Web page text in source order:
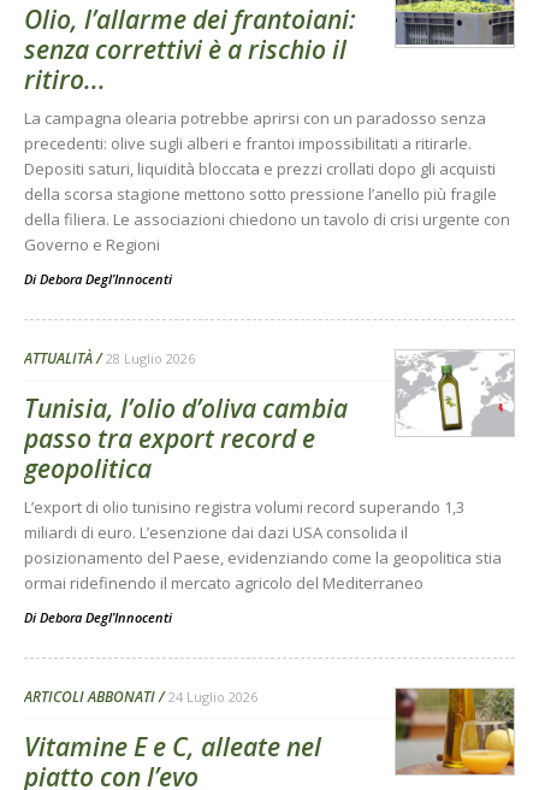
Olio, l’allarme dei frantoiani:
senza correttivi è a rischio il
ritiro...
La campagna olearia potrebbe aprirsi con un paradosso senza
precedenti: olive sugli alberi e frantoi impossibilitati a ritirarle.
Depositi saturi, liquidità bloccata e prezzi crollati dopo gli acquisti
della scorsa stagione mettono sotto pressione l’anello più fragile
della filiera. Le associazioni chiedono un tavolo di crisi urgente con
Governo e Regioni
Di Debora Degl’Innocenti
ATTUALITÀ 28 Luglio 2026
Tunisia, l’olio d’oliva cambia
passo tra export record e
geopolitica
L’export di olio tunisino registra volumi record superando 1,3
miliardi di euro. L’esenzione dai dazi USA consolida il
posizionamento del Paese, evidenziando come la geopolitica stia
ormai ridefinendo il mercato agricolo del Mediterraneo
Di Debora Degl’Innocenti
ARTICOLI ABBONATI 24 Luglio 2026
Vitamine E e C, alleate nel
piatto con l’evo